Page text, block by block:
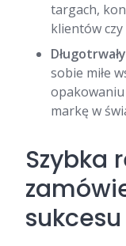
targach,
klientów
sobie miłe
opakowaniu
markę w
Szybka
sukcesu